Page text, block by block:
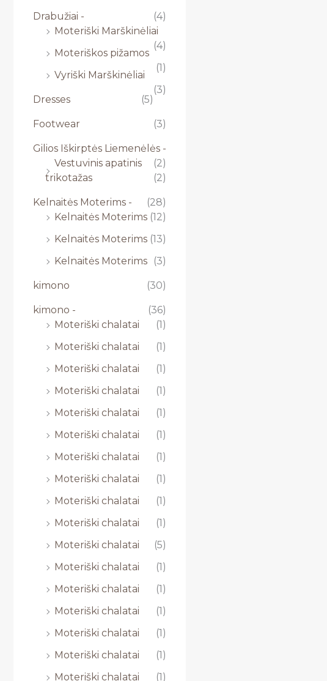
Drabužiai -
(4)
Moteriški Marškinėliai
(4)
Moteriškos pižamos
(1)
Vyriški Marškinėliai
(3)
Dresses
(5)
Footwear (3)
Gilios Iškirptės Liemenėlės -
(2)
Vestuvinis apatinis
trikotažas
(2)
Kelnaitės Moterims -
(28)
Kelnaitės Moterims (12)
Kelnaitės Moterims (13)
Kelnaitės Moterims
(3)
kimono (30)
kimono -
(36)
Moteriški chalatai
(1)
Moteriški chalatai
(1)
Moteriški chalatai
(1)
Moteriški chalatai
(1)
Moteriški chalatai
(1)
Moteriški chalatai
(1)
Moteriški chalatai
(1)
Moteriški chalatai
(1)
Moteriški chalatai
(1)
Moteriški chalatai
(1)
Moteriški chalatai
(5)
Moteriški chalatai
(1)
Moteriški chalatai
(1)
Moteriški chalatai
(1)
Moteriški chalatai
(1)
Moteriški chalatai
(1)
Moteriški chalatai
(1)